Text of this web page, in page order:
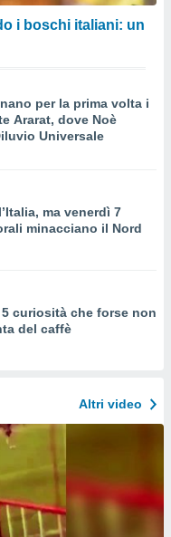
i boschi italiani: un
per la prima volta i
Ararat, dove Noè
Universale
ma venerdì 7
minacciano il Nord
curiosità che forse non
del caffè
Altri video